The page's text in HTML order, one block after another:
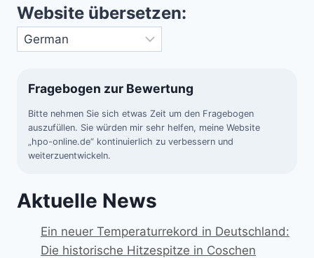
CHUTZ
Website übersetzen:
Fragebogen zur Bewertung
Bitte nehmen Sie sich etwas Zeit um den Fragebogen
auszufüllen. Sie würden mir sehr helfen, meine Website
„hpo-online.de“ kontinuierlich zu verbessern und
weiterzuentwickeln.
Aktuelle News
Ein neuer Temperaturrekord in Deutschland:
Die historische Hitzespitze in Coschen